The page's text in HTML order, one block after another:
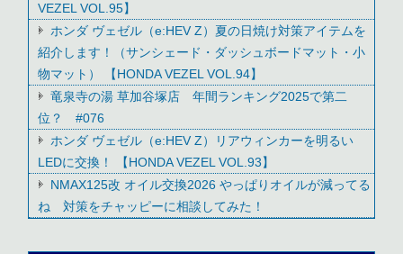
VEZEL VOL.95】
ホンダ ヴェゼル（e:HEV Z）夏の日焼け対策アイテムを
紹介します！（サンシェード・ダッシュボードマット・小
物マット） 【HONDA VEZEL VOL.94】
竜泉寺の湯 草加谷塚店 年間ランキング2025で第二
位？ #076
ホンダ ヴェゼル（e:HEV Z）リアウィンカーを明るい
LEDに交換！ 【HONDA VEZEL VOL.93】
NMAX125改 オイル交換2026 やっぱりオイルが減ってる
ね 対策をチャッピーに相談してみた！